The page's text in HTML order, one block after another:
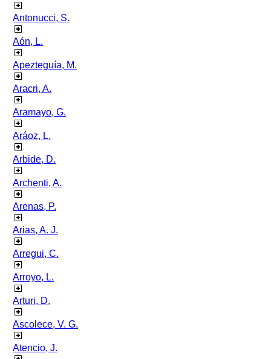
Antonucci, S.
Aón, L.
Apezteguía, M.
Aracri, A.
Aramayo, G.
Aráoz, L.
Arbide, D.
Archenti, A.
Arenas, P.
Arias, A. J.
Arregui, C.
Arroyo, L.
Arturi, D.
Ascolece, V. G.
Atencio, J.